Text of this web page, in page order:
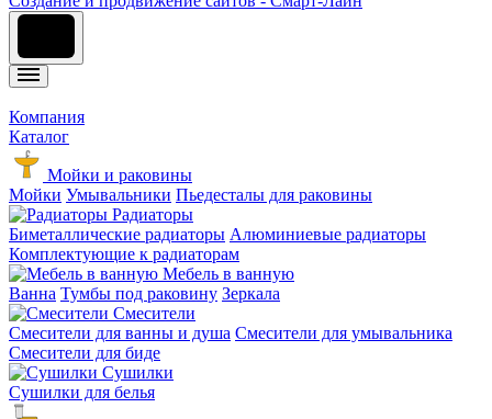
Компания
Каталог
Мойки и раковины
Мойки Умывальники Пьедесталы для раковины
Радиаторы
Биметаллические радиаторы Алюминиевые радиаторы
Комплектующие к радиаторам
Мебель в ванную
Ванна Тумбы под раковину Зеркала
Смесители
Смесители для ванны и душа Смесители для умывальника
Смесители для биде
Сушилки
Сушилки для белья